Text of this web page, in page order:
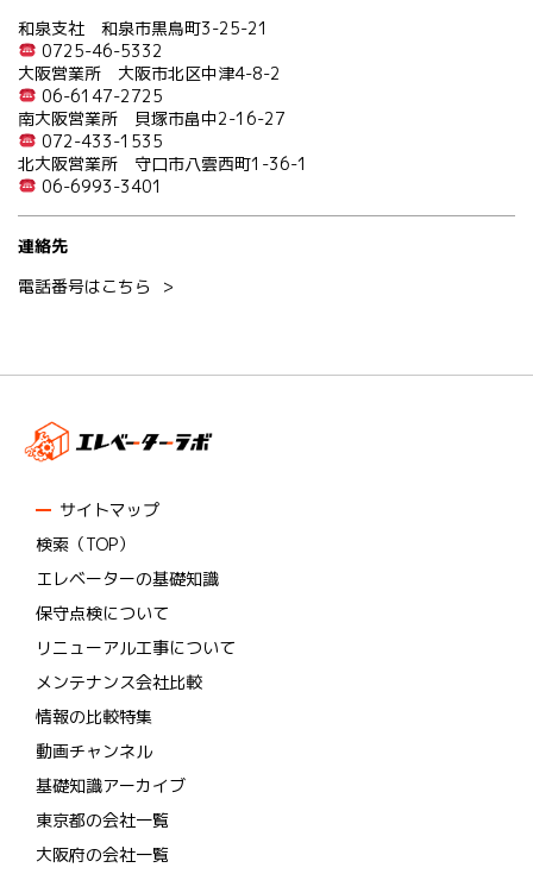
和泉支社 和泉市黒鳥町3-25-21
0725-46-5332
大阪営業所 大阪市北区中津4-8-2
06-6147-2725
南大阪営業所 貝塚市畠中2-16-27
072-433-1535
北大阪営業所 守口市八雲西町1-36-1
06-6993-3401
連絡先
電話番号はこちら
サイトマップ
検索（TOP）
エレベーターの基礎知識
保守点検について
リニューアル工事について
メンテナンス会社比較
情報の比較特集
動画チャンネル
基礎知識アーカイブ
東京都の会社一覧
大阪府の会社一覧